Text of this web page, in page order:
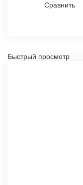
Сравнить
Быстрый просмотр